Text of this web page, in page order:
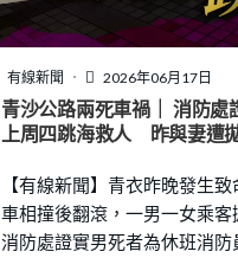
規模地誤導、煽動，則破壞
條對表達自由，只施加有限
的公眾煽惑行為，其他時候公
限制。法庭亦認為，條例沒有
見歧視，因為鼓吹缺席投票
票，是鼓勵制度中的參與，
有線新聞 2026年06月17日
青沙公路兩死車禍｜ 消防
上周四跳海救人 昨與妻遭
【有線新聞】青衣昨晚發生
車相撞後翻滾，一男一女乘客
消防處證實男死者為休班消防